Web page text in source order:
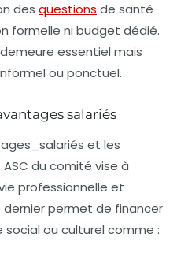
des questions de santé
formelle ni budget dédié.
essentiel mais
ou ponctuel.
salariés
et les
du comité vise à
professionnelle et
dernier permet de financer
ou culturel comme :